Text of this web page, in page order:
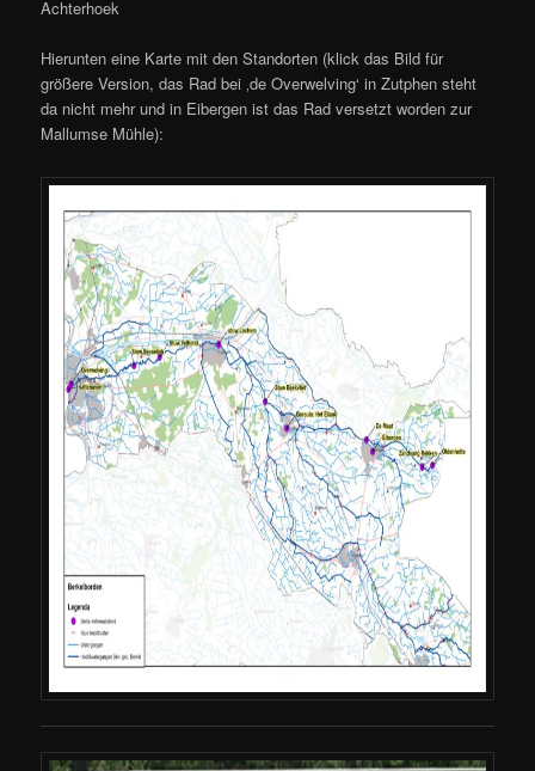
Achterhoek
Hierunten eine Karte mit den Standorten (klick das Bild für
größere Version, das Rad bei ‚de Overwelving‘ in Zutphen steht
da nicht mehr und in Eibergen ist das Rad versetzt worden zur
Mallumse Mühle):